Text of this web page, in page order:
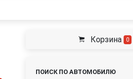
Корзина 0
ПОИСК ПО АВТОМОБИЛЮ